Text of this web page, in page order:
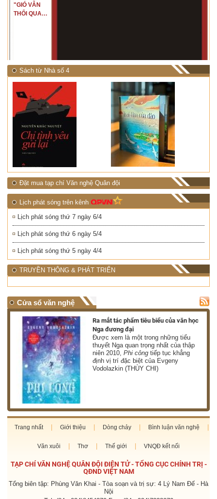
"GIÓ VẪN
THỔI QUA
Sách từ Nhà số 4
Đặt mua tạp chí Văn nghệ Quân đội
Lịch phát sóng trên kênh
Lịch phát sóng thứ 7 ngày 6/4
Lịch phát sóng thứ 6 ngày 5/4
Lịch phát sóng thứ 5 ngày 4/4
TRUYỀN THÔNG & PHÁT TRIỂN
Cửa sổ văn nghệ
Ra mắt tác phẩm tiêu biểu của văn học
Nga đương đại
Được xem là một trong những tiểu
thuyết Nga quan trọng nhất của thập
niên 2010,Phi công tiếp tục khẳng
định vị trí đặc biệt của Evgeny
Vodolazkin (THÙY CHI)
Trang nhất Giới thiệu Dòng chảy Bình luận văn nghệ
Văn xuôi Thơ Thế giới VNQĐ kết nối
TẠP CHÍ VĂN NGHỆ QUÂN ĐỘI ĐIỆN TỬ - TỔNG CỤC CHÍNH TRỊ -
QĐND VIỆT NAM
Tổng biên tập: Phùng Văn Khai - Tòa soạn và trị sự: 4 Lý Nam Đế - Hà
Nội